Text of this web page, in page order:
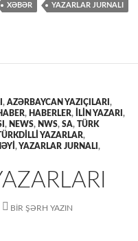
XƏBƏR YAZARLAR JURNALI
, AZƏRBAYCAN YAZIÇILARI ,
, HABERLER, İLİN YAZARI ,
, NEWS, NWS, SA, TÜRK
YAZARLAR,
,YAZARLAR JURNALI ,
BIR ŞƏRH YAZIN